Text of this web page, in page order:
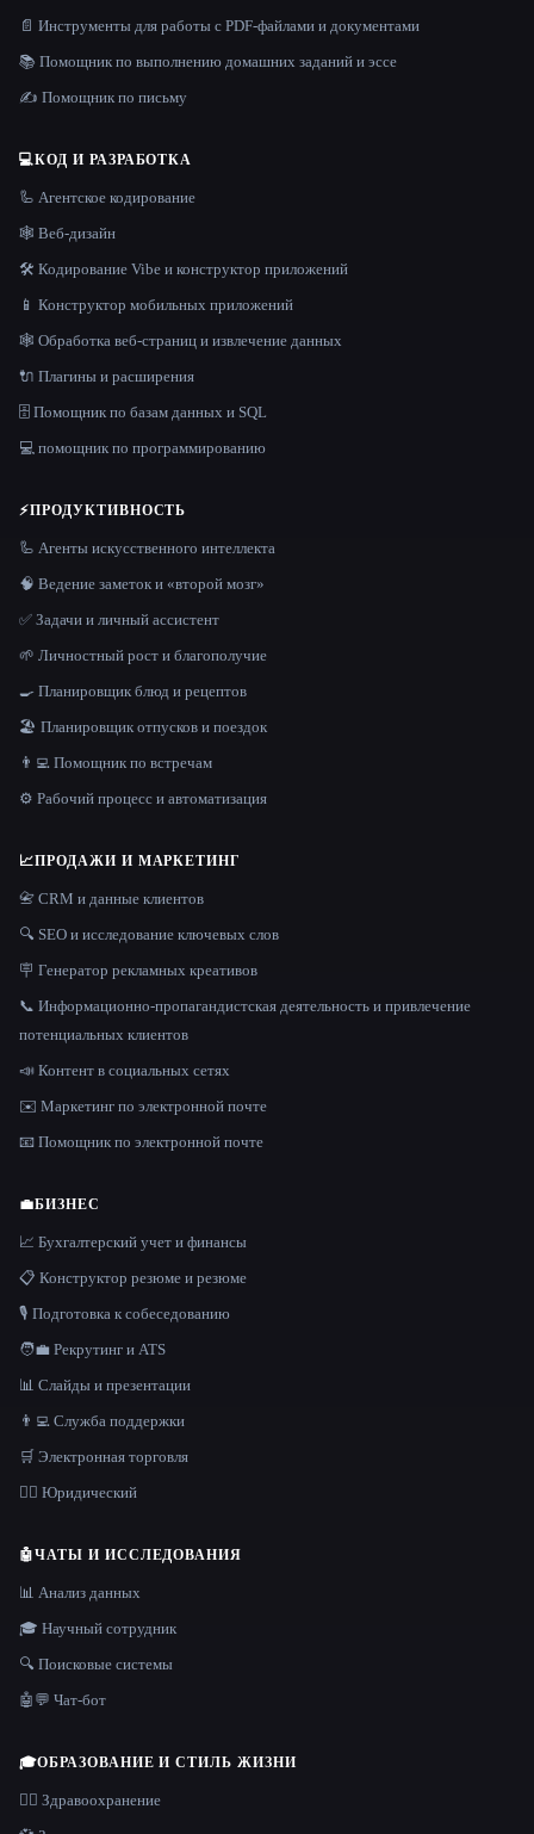
📄 Инструменты для работы с PDF-файлами и документами
📚 Помощник по выполнению домашних заданий и эссе
✍️ Помощник по письму
💻КОД И РАЗРАБОТКА
🦾 Агентское кодирование
🕸 Веб-дизайн
🛠️ Кодирование Vibe и конструктор приложений
📱 Конструктор мобильных приложений
🕸️ Обработка веб-страниц и извлечение данных
🔌 Плагины и расширения
🗄️ Помощник по базам данных и SQL
💻 помощник по программированию
⚡ПРОДУКТИВНОСТЬ
🦾 Агенты искусственного интеллекта
🧠 Ведение заметок и «второй мозг»
✅ Задачи и личный ассистент
🌱 Личностный рост и благополучие
🍳 Планировщик блюд и рецептов
🏖 Планировщик отпусков и поездок
👨‍💻 Помощник по встречам
⚙️ Рабочий процесс и автоматизация
📈ПРОДАЖИ И МАРКЕТИНГ
📇 CRM и данные клиентов
🔍 SEO и исследование ключевых слов
🪧 Генератор рекламных креативов
📞 Информационно-пропагандистская деятельность и привлечение
потенциальных клиентов
📣 Контент в социальных сетях
✉️ Маркетинг по электронной почте
📧 Помощник по электронной почте
💼БИЗНЕС
📈 Бухгалтерский учет и финансы
📋 Конструктор резюме и резюме
🎙️ Подготовка к собеседованию
🧑‍💼 Рекрутинг и ATS
📊 Слайды и презентации
👨‍💻 Служба поддержки
🛒 Электронная торговля
👩‍⚖️ Юридический
🤖ЧАТЫ И ИССЛЕДОВАНИЯ
📊 Анализ данных
🎓 Научный сотрудник
🔍 Поисковые системы
🤖💬 Чат-бот
🎓ОБРАЗОВАНИЕ И СТИЛЬ ЖИЗНИ
👩‍⚕️ Здравоохранение